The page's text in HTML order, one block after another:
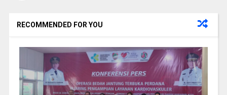
RECOMMENDED FOR YOU